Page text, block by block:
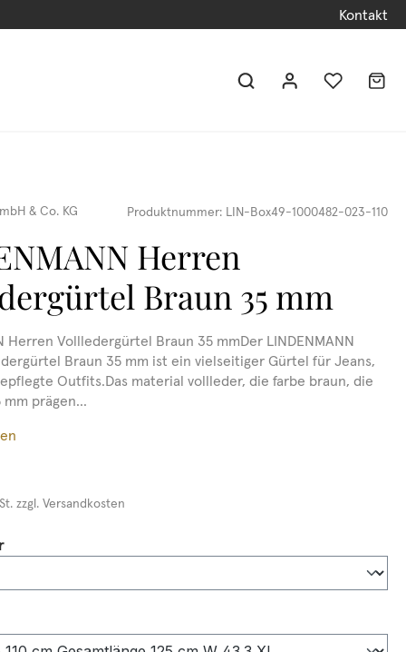
Kontakt
& Co. KG Produktnummer: LIN-Box49-1000482-023-110
Herren
Braun 35 mm
Herren Vollledergürtel Braun 35 mmDer LINDENMANN
Braun 35 mm ist ein vielseitiger Gürtel für Jeans,
Outfits.Das material vollleder, die farbe braun, die
prägen...
zzgl. Versandkosten
auswählen